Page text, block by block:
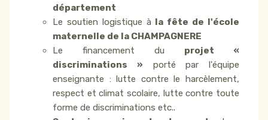
département
Le soutien logistique à la fête de l'école
maternelle de la CHAMPAGNERE
Le financement du projet «
discriminations » porté par l'équipe
enseignante : lutte contre le harcèlement,
respect et climat scolaire, lutte contre toute
forme de discriminations etc..